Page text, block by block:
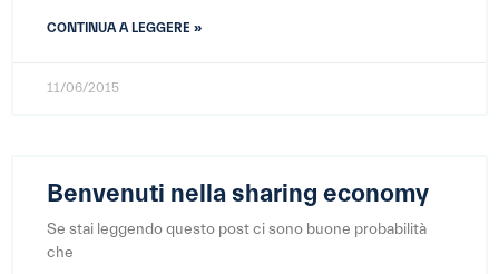
CONTINUA A LEGGERE »
11/06/2015
Benvenuti nella sharing economy
Se stai leggendo questo post ci sono buone probabilità
che